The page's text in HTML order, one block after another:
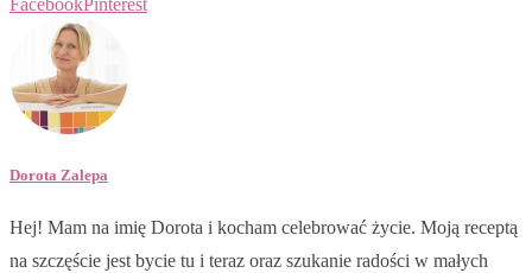
FacebookPinterest
Dorota Zalepa
Hej! Mam na imię Dorota i kocham celebrować życie. Moją receptą
na szczęście jest bycie tu i teraz oraz szukanie radości w małych